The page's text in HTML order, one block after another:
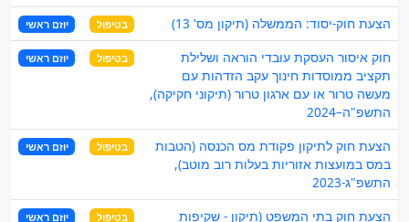
הצעת חוק-יסוד: הממשלה (תיקון מס' 13) בטיפול יוזם ראשי
חוק איסור העסקת עובדי הוראה ושלילת
תקציב ממוסדות חינוך עקב הזדהות עם
מעשה טרור או עם ארגון טרור (תיקוני חקיקה),
התשפ"ה–2024
בטיפול יוזם ראשי
הצעת חוק לתיקון פקודת מס הכנסה (הטבות
במס במועצות אזוריות בעלות רוב מוטב),
התשפ"ג-2023
בטיפול יוזם ראשי
הצעת חוק בתי המשפט (תיקון - שקיפות
בטיפול יוזם ראשי